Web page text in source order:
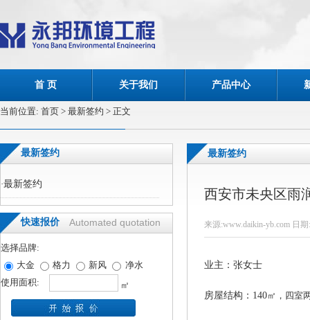
首 页 关于我们 产品中心
当前位置: 首页 > 最新签约 > 正文
最新签约
·最新签约
快速报价 Automated quotation
选择品牌:
大金
格力 新风
净水
使用面积:
㎡
最新签约
西安市未央区雨
来源:www.daikin-yb.com 日期
业主：张女士
房屋结构：140㎡，四室